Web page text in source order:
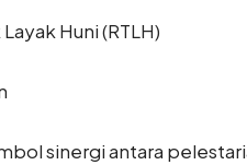
Huni (RTLH)
sinergi antara